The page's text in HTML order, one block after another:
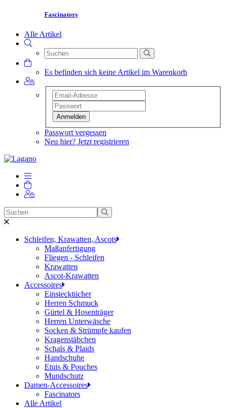
Fascinators
Alle Artikel
Es befinden sich keine Artikel im Warenkorb
Anmelden
Passwort vergessen
Neu hier? Jetzt registrieren
Schleifen, Krawatten, Ascots
Maßanfertigung
Fliegen - Schleifen
Krawatten
Ascot-Krawatten
Accessoires
Einstecktücher
Herren Schmuck
Gürtel & Hosenträger
Herren Unterwäsche
Socken & Strümpfe kaufen
Kragenstäbchen
Schals & Plaids
Handschuhe
Etuis & Pouches
Mundschutz
Damen-Accessoires
Fascinators
Alle Artikel